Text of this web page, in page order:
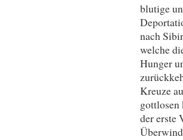
blutige
nach
welche
Hunger
Kreuze
der erste